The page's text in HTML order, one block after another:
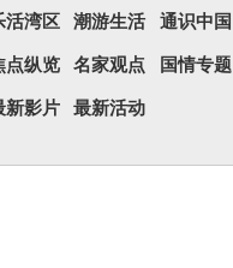
活湾区 潮游生活 通识中国
点纵览 名家观点 国情专题
新影片 最新活动